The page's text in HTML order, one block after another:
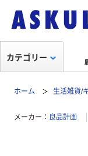
カテゴリー
ホーム 生活雑貨/
メーカー 良品計画